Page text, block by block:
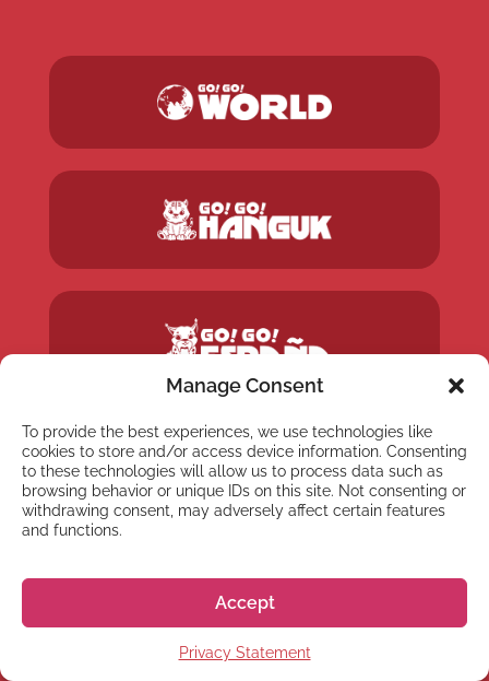
Manage Consent
To provide the best experiences, we use technologies like
cookies to store and/or access device information. Consenting
to these technologies will allow us to process data such as
browsing behavior or unique IDs on this site. Not consenting or
withdrawing consent, may adversely affect certain features
and functions.
Accept
Privacy Statement